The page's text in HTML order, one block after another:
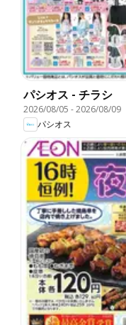
パシオス - チラシ
2026/08/05 -2026/08/09
パシオス